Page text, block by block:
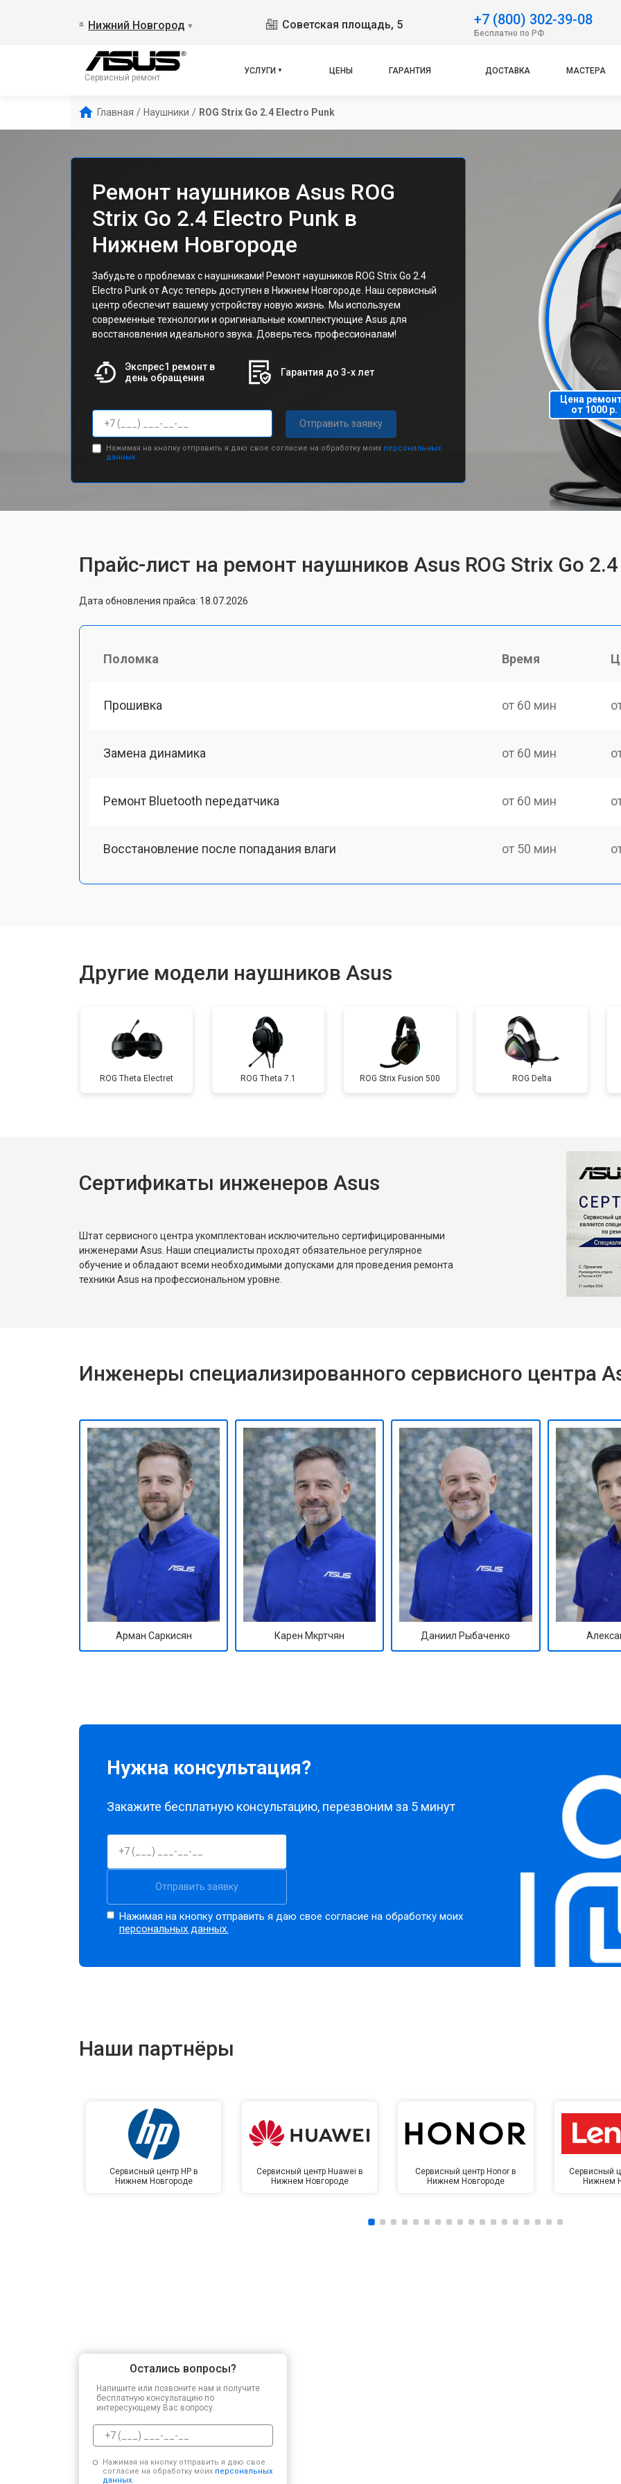
Нижний Новгород ▼ Советская площадь, 5 +7 (800) 302-39-08
Бесплатно по РФ
Сервисный ремонт
УСЛУГИ ЦЕНЫ ГАРАНТИЯ ДОСТАВКА МАСТЕРА
Главная / Наушники / ROG Strix Go 2.4 Electro Punk
Ремонт наушников Asus ROG
Strix Go 2.4 Electro Punk в
Нижнем Новгороде
Забудьте о проблемах с наушниками! Ремонт наушников ROG Strix Go 2.4
Electro Punk от Асус теперь доступен в Нижнем Новгороде. Наш сервисный
центр обеспечит вашему устройству новую жизнь. Мы используем
современные технологии и оригинальные комплектующие Asus для
восстановления идеального звука. Доверьтесь профессионалам!
Экспрес1 ремонт в
день обращения
Гарантия до 3-х лет
Отправить заявку
Нажимая на кнопку отправить я даю свое согласие на обработку моих персональных
данных.
Цена
от 1000 р.
Прайс-лист на ремонт наушников Asus ROG Strix Go
Дата обновления прайса: 18.07.2026
Поломка Время
Прошивка от 60 мин
Замена динамика от 60 мин
Ремонт Bluetooth передатчика от 60 мин
Восстановление после попадания влаги от 50 мин
Другие модели наушников Asus
ROG Theta Electret ROG Theta 7.1 ROG Strix Fusion 500 ROG Delta
Сертификаты инженеров Asus
Штат сервисного центра укомплектован исключительно сертифицированными
инженерами Asus. Наши специалисты проходят обязательное регулярное
обучение и обладают всеми необходимыми допусками для проведения ремонта
техники Asus на профессиональном уровне.
Инженеры специализированного сервисного центра
Арман Саркисян Карен Мкртчян Даниил Рыбаченко
Нужна консультация?
Закажите бесплатную консультацию, перезвоним за 5 минут
Отправить заявку
Нажимая на кнопку отправить я даю свое согласие на обработку моих
персональных данных.
Наши партнёры
Сервисный центр HP в
Нижнем Новгороде
Сервисный центр Huawei в
Нижнем Новгороде
Сервисный центр Honor в
Нижнем Новгороде
Сервисный
Нижнем
Остались вопросы?
Напишите или позвоните нам и получите
бесплатную консультацию по
интересующему Вас вопросу.
Нажимая на кнопку отправить я даю свое
согласие на обработку моих персональных
данных.